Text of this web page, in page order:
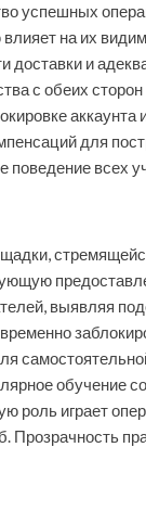
успешных
на их
доставки и
с обеих
аккаунта
для
всех
выявляя
обучение
роль играет
Прозрачность